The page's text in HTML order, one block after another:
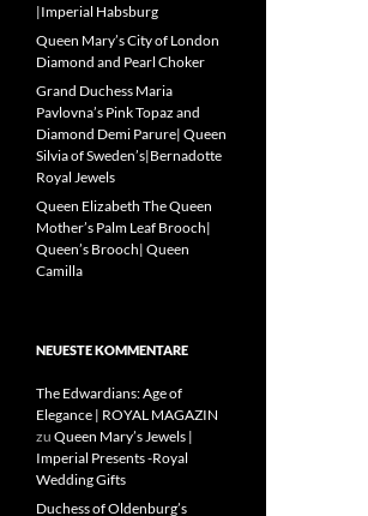
|Imperial Habsburg
Queen Mary’s City of London
Diamond and Pearl Choker
Grand Duchess Maria
Pavlovna’s Pink Topaz and
Diamond Demi Parure| Queen
Silvia of Sweden’s|Bernadotte
Royal Jewels
Queen Elizabeth The Queen
Mother’s Palm Leaf Brooch|
Queen’s Brooch| Queen
Camilla
NEUESTE KOMMENTARE
The Edwardians: Age of
Elegance | ROYAL MAGAZIN
zu Queen Mary’s Jewels |
Imperial Presents -Royal
Wedding Gifts
Duchess of Oldenburg’s